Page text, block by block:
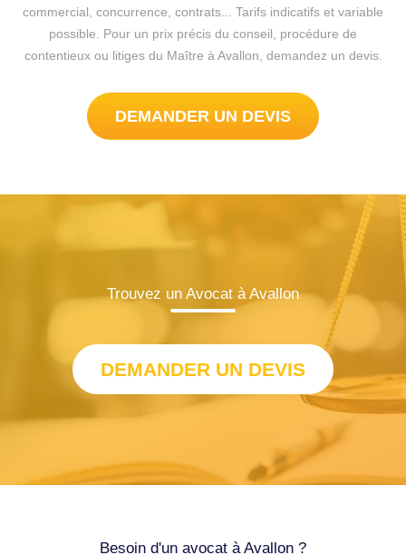
commercial, concurrence, contrats... Tarifs indicatifs et variable
possible. Pour un prix précis du conseil, procédure de
contentieux ou litiges du Maître à Avallon, demandez un devis.
DEMANDER UN DEVIS
Trouvez un Avocat à Avallon
DEMANDER UN DEVIS
Besoin d'un avocat à Avallon ?